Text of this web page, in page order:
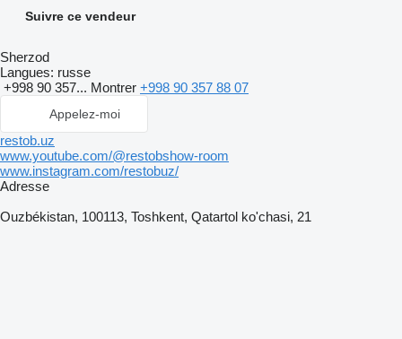
Suivre ce vendeur
Sherzod
Langues: russe
+998 90 357... Montrer +998 90 357 88 07
Appelez-moi
restob.uz
www.youtube.com/@restobshow-room
www.instagram.com/restobuz/
Adresse
Ouzbékistan, 100113, Toshkent, Qatartol ko'chasi, 21